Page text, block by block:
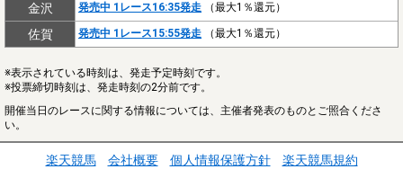
金沢 発売中 1レース16:35発走 （最大1％還元）
佐賀 発売中 1レース15:55発走 （最大1％還元）
※表示されている時刻は、発走予定時刻です。
※投票締切時刻は、発走時刻の2分前です。
開催当日のレースに関する情報については、主催者発表のものとご照合くださ
い。
楽天競馬 会社概要 個人情報保護方針 楽天競馬規約